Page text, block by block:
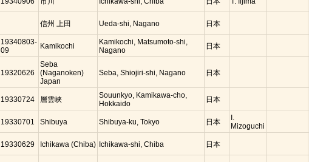
信州 上田 Ueda-shi, Nagano 日本
19340803-
09
Kamikochi
Kamikochi, Matsumoto-shi,
Nagano
日本
19320626
Seba
(Naganoken)
Japan
Seba, Shiojiri-shi, Nagano 日本
19330724 層雲峡
Souunkyo, Kamikawa-cho,
Hokkaido
日本
19330701 Shibuya Shibuya-ku, Tokyo 日本
I.
Mizoguchi
19330629 Ichikawa (Chiba) Ichikawa-shi, Chiba 日本